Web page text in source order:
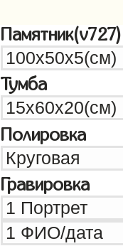
Памятник(v727)
Тумба
Полировка
Гравировка